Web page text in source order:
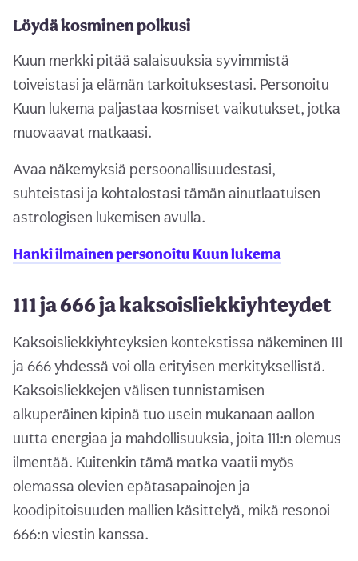
Löydä kosminen polkusi
Kuun merkki pitää salaisuuksia syvimmistä
toiveistasi ja elämän tarkoituksestasi. Personoitu
Kuun lukema paljastaa kosmiset vaikutukset, jotka
muovaavat matkaasi.
Avaa näkemyksiä persoonallisuudestasi,
suhteistasi ja kohtalostasi tämän ainutlaatuisen
astrologisen lukemisen avulla.
Hanki ilmainen personoitu Kuun lukema
111 ja 666 ja kaksoisliekkiyhteydet
Kaksoisliekkiyhteyksien kontekstissa näkeminen 111
ja 666 yhdessä voi olla erityisen merkityksellistä.
Kaksoisliekkejen välisen tunnistamisen
alkuperäinen kipinä tuo usein mukanaan aallon
uutta energiaa ja mahdollisuuksia, joita 111:n olemus
ilmentää. Kuitenkin tämä matka vaatii myös
olemassa olevien epätasapainojen ja
koodipitoisuuden mallien käsittelyä, mikä resonoi
666:n viestin kanssa.